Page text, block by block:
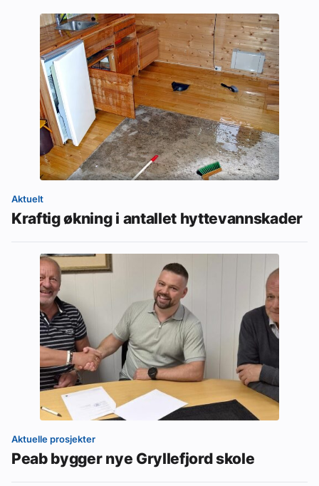
Aktuelt
Kraftig økning i antallet hyttevannskader
Aktuelle prosjekter
Peab bygger nye Gryllefjord skole